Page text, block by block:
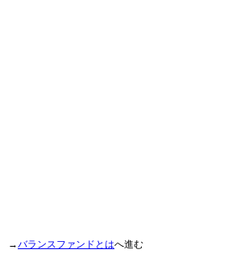
→バランスファンドとはへ進む